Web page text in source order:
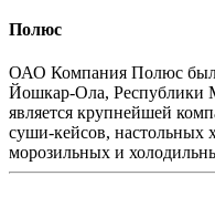
Полюс
ОАО Компания Полюс была
Йошкар-Ола, Республики
является крупнейшей
суши-кейсов, настольных
морозильных и